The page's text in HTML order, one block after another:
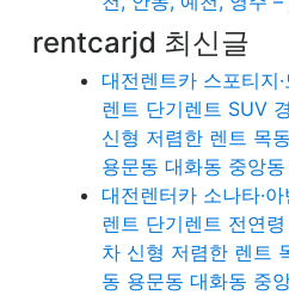
rentcarjd 최신글
대전렌트카 스포티지
렌트 단기렌트 SUV
신형 저렴한 렌트 목
용문동 대화동 중앙
대전렌터카 소나타·
렌트 단기렌트 전연
차 신형 저렴한 렌트
동 용문동 대화동 중